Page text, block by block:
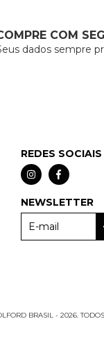
COM
dados sempre
REDES SOCIAIS
NEWSLETTER
BRASIL - 2026.